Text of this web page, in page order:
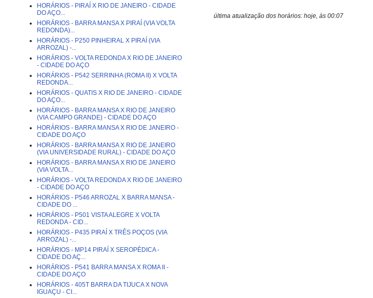
última atualização dos horários: hoje, às 00:07
HORÁRIOS - PIRAÍ X RIO DE JANEIRO - CIDADE
DO AÇO...
HORÁRIOS - BARRA MANSA X PIRAÍ (VIA VOLTA
REDONDA)...
HORÁRIOS - P250 PINHEIRAL X PIRAÍ (VIA
ARROZAL) -...
HORÁRIOS - VOLTA REDONDA X RIO DE JANEIRO
- CIDADE DO AÇO
HORÁRIOS - P542 SERRINHA (ROMA II) X VOLTA
REDONDA...
HORÁRIOS - QUATIS X RIO DE JANEIRO - CIDADE
DO AÇO...
HORÁRIOS - BARRA MANSA X RIO DE JANEIRO
(VIA CAMPO GRANDE) - CIDADE DO AÇO
HORÁRIOS - BARRA MANSA X RIO DE JANEIRO -
CIDADE DO AÇO
HORÁRIOS - BARRA MANSA X RIO DE JANEIRO
(VIA UNIVERSIDADE RURAL) - CIDADE DO AÇO
HORÁRIOS - BARRA MANSA X RIO DE JANEIRO
(VIA VOLTA...
HORÁRIOS - VOLTA REDONDA X RIO DE JANEIRO
- CIDADE DO AÇO
HORÁRIOS - P546 ARROZAL X BARRA MANSA -
CIDADE DO ...
HORÁRIOS - P501 VISTA ALEGRE X VOLTA
REDONDA - CID...
HORÁRIOS - P435 PIRAÍ X TRÊS POÇOS (VIA
ARROZAL) -...
HORÁRIOS - MP14 PIRAÍ X SEROPÉDICA -
CIDADE DO AÇ...
HORÁRIOS - P541 BARRA MANSA X ROMA II -
CIDADE DO AÇO
HORÁRIOS - 405T BARRA DA TIJUCA X NOVA
IGUAÇU - CI...